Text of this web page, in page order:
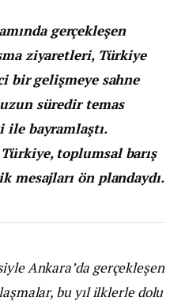
gerçekleşen
ziyaretleri, Türkiye
bir gelişmeye sahne
süredir temas
ile bayramlaştı.
toplumsal barış
ön plandaydı.
Ankara’da gerçekleşen
bu yıl ilklerle dolu